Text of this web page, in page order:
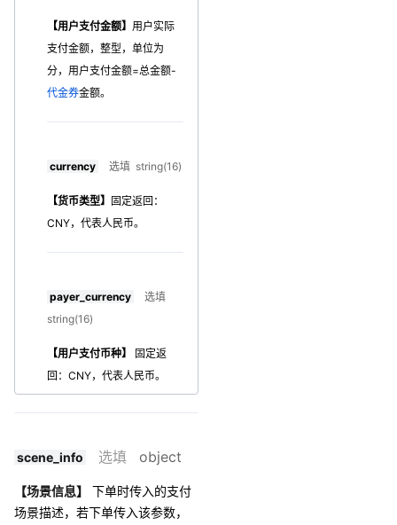
【用户支付金额】 用户实际
支付金额，整型，单位为
分，用户支付金额=总金额-
代金券金额。
currency 选填 string(16)
【货币类型】
固定返回：
CNY，代表人民币。
payer_currency
选填
string(16)
【用户支付币种】
固定返
回：CNY，代表人民币。
scene_info 选填 object
【场景信息】
下单时传入的支付
场景描述，若下单传入该参数，